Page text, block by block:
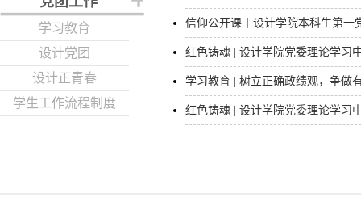
学习教育
设计党团
设计正青春
学生工作流程制度
信仰公开课丨设计学院本科生第一
红色铸魂 | 设计学院党委理论学习
学习教育 | 树立正确政绩观，争
红色铸魂 | 设计学院党委理论学习